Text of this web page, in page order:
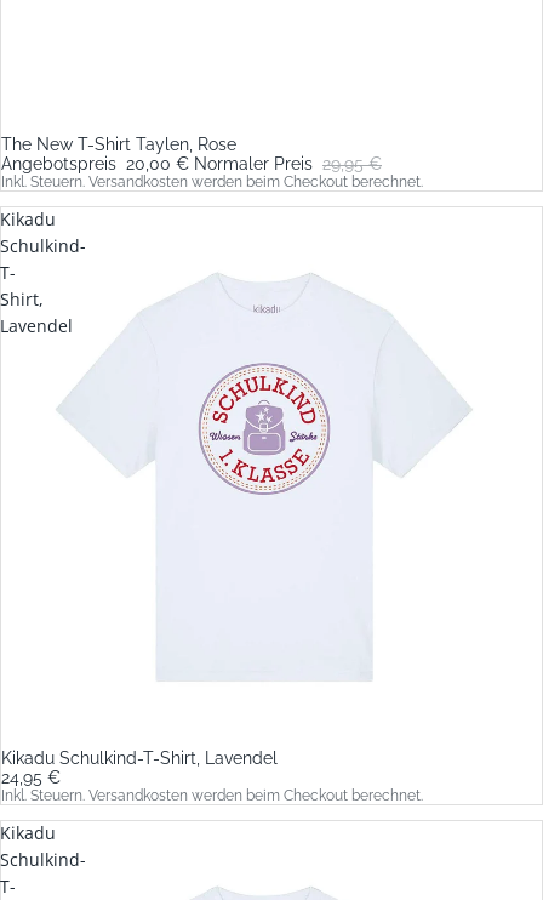
Sale
The New T-Shirt Taylen, Rose
Angebotspreis 20,00 € Normaler Preis 29,95 €
Inkl. Steuern. Versandkosten werden beim Checkout berechnet.
Kikadu
Schulkind-
T-
Shirt,
Lavendel
Kikadu Schulkind-T-Shirt, Lavendel
24,95 €
Inkl. Steuern. Versandkosten werden beim Checkout berechnet.
Kikadu
Schulkind-
T-